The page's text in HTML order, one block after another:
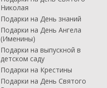
Николая
Подарки на День знаний
Подарки на День Ангела
(Именины)
Подарки на выпускной в
детском саду
Подарки на Крестины
Подарки на День Святого